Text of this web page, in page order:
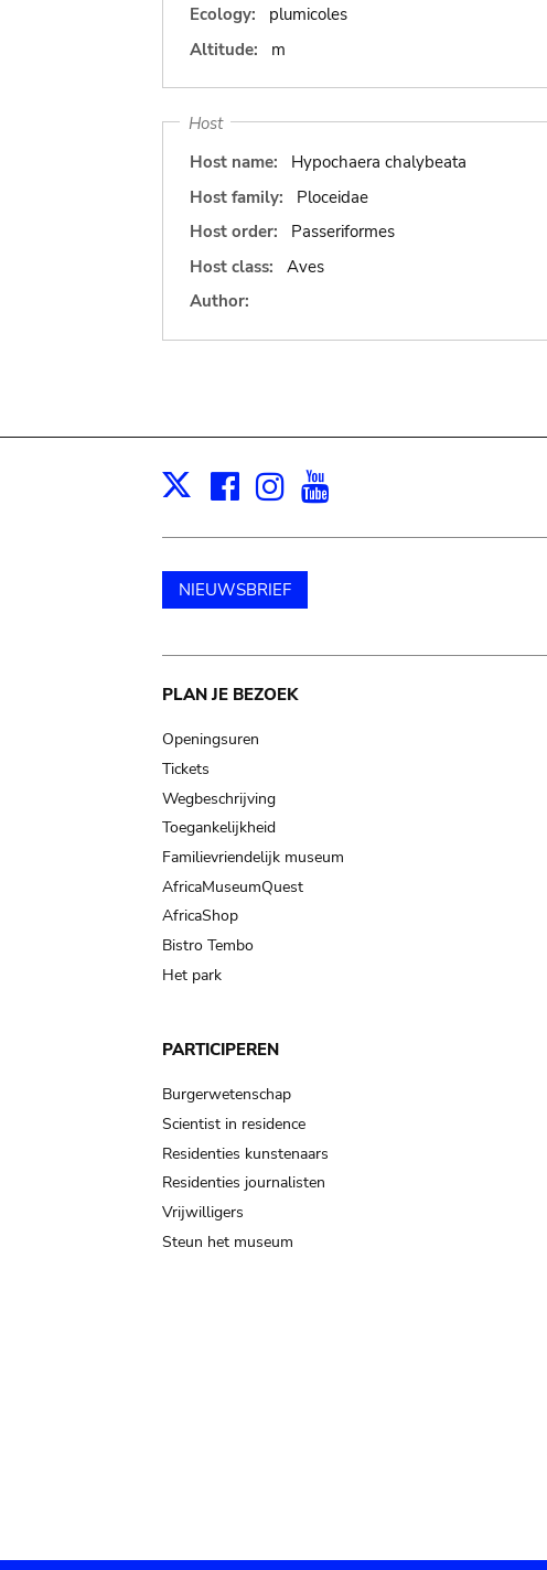
Ecology:
plumicoles
Altitude:
m
Host
Host name:
Hypochaera chalybeata
Host family:
Ploceidae
Host order:
Passeriformes
Host class:
Aves
Author:
X Facebook
Instagram
NIEUWSBRIEF
Main
navigation
PLAN JE BEZOEK
Openingsuren
Tickets
Wegbeschrijving
Toegankelijkheid
Familievriendelijk museum
AfricaMuseumQuest
AfricaShop
Bistro Tembo
Het park
PARTICIPEREN
Burgerwetenschap
Scientist in residence
Residenties kunstenaars
Residenties journalisten
Vrijwilligers
Steun het museum